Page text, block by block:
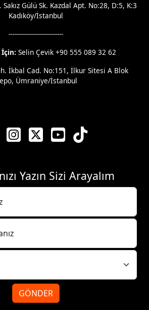
Gülü Sk. Kazdal Apt. No:28, D:5, K:3
Kadıköy/İstanbul
---------------------------
Selin Çevik +90 555 089 32 62
İkbal Cad. No:151, İlkur Sitesi A Blok
Ümraniye/İstanbul
Yazın Sizi Arayalım
GÖNDER